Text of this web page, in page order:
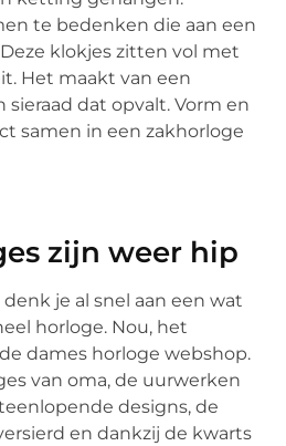
te bedenken die aan een
klokjes zitten vol met
Het maakt van een
dat opvalt. Vorm en
samen in een zakhorloge
zijn weer hip
je al snel aan een wat
horloge. Nou, het
dames horloge webshop.
van oma, de uurwerken
designs, de
en dankzij de kwarts